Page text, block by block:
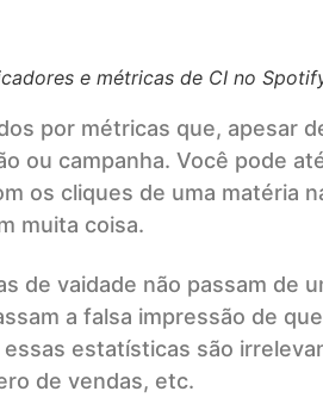
e métricas de CI no
por métricas que, apesar
ou campanha. Você pode
os cliques de uma matéria
muita coisa.
de vaidade não passam de
a falsa impressão de
estatísticas são
de vendas, etc.